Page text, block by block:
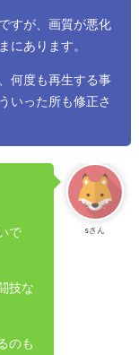
すが、画質が悪化
にあります。
何度も再生する事
いった所も修正さ
sさん
で
技な
のも